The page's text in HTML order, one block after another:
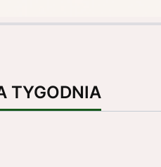
spację, aby otworzyć stronę.
TYGODNIA